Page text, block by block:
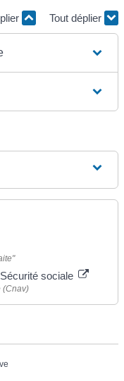
Tout déplier
sociale
(Cnav)